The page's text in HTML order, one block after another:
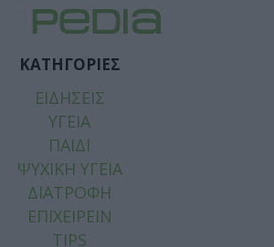
ΚΑΤΗΓΟΡΙΕΣ
ΕΙΔΗΣΕΙΣ
ΥΓΕΙΑ
ΠΑΙΔΙ
ΨΥΧΙΚΗ ΥΓΕΙΑ
ΔΙΑΤΡΟΦΗ
ΕΠΙΧΕΙΡΕΙΝ
TIPS